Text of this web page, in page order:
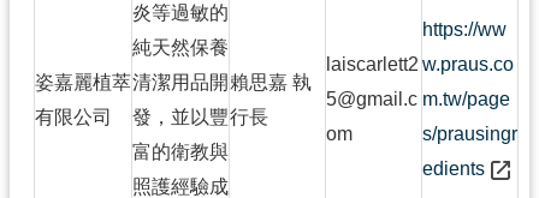
姿嘉麗植萃
有限公司
炎等過敏的
純天然保養
清潔用品開
發，並以豐
富的衛教與
照護經驗成
賴思嘉 執
行長
laiscarlett2
5@gmail.c
om
https://ww
w.praus.co
m.tw/page
s/prausingr
edients